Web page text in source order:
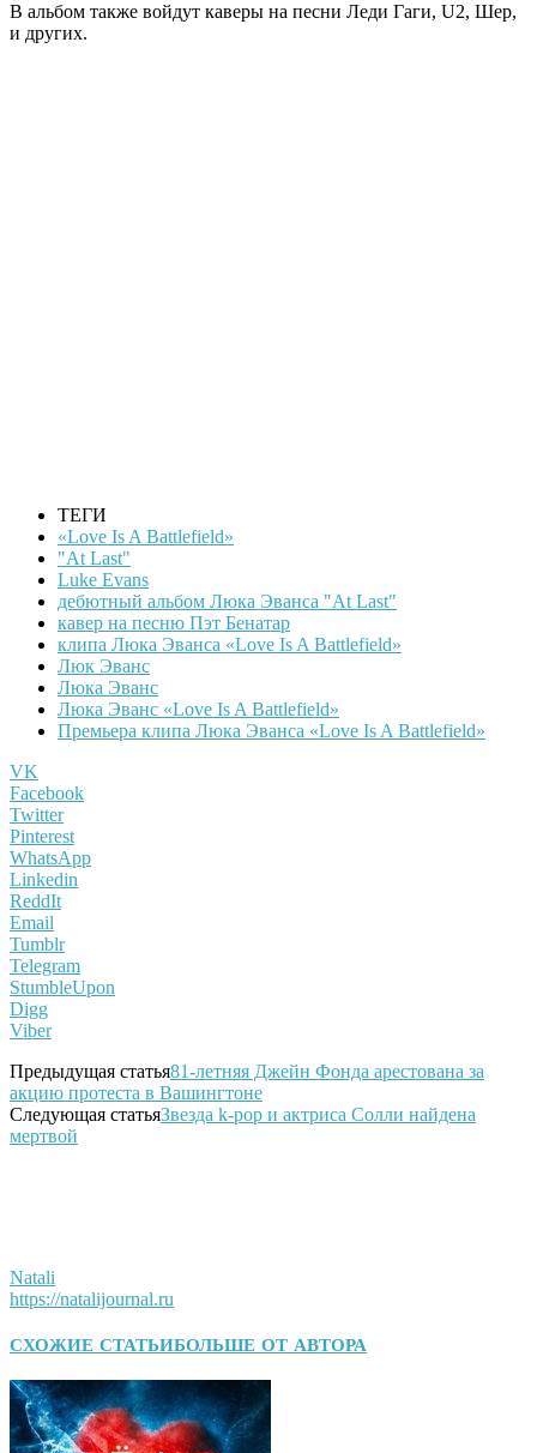
В альбом также войдут каверы на песни Леди Гаги, U2, Шер,
и других.
ТЕГИ
«Love Is A Battlefield»
"At Last"
Luke Evans
дебютный альбом Люка Эванса "At Last"
кавер на песню Пэт Бенатар
клипа Люка Эванса «Love Is A Battlefield»
Люк Эванс
Люка Эванс
Люка Эванс «Love Is A Battlefield»
Премьера клипа Люка Эванса «Love Is A Battlefield»
VK
Facebook
Twitter
Pinterest
WhatsApp
Linkedin
ReddIt
Email
Tumblr
Telegram
StumbleUpon
Digg
Viber
Предыдущая статья81-летняя Джейн Фонда арестована за
акцию протеста в Вашингтоне
Следующая статьяЗвезда k-pop и актриса Солли найдена
мертвой
Natali
https://natalijournal.ru
СХОЖИЕ СТАТЬИБОЛЬШЕ ОТ АВТОРА